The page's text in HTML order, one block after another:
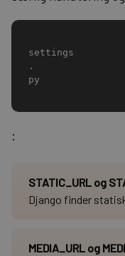
settings
.
py
:
STATIC_URL og
Django finder
MEDIA_URL og